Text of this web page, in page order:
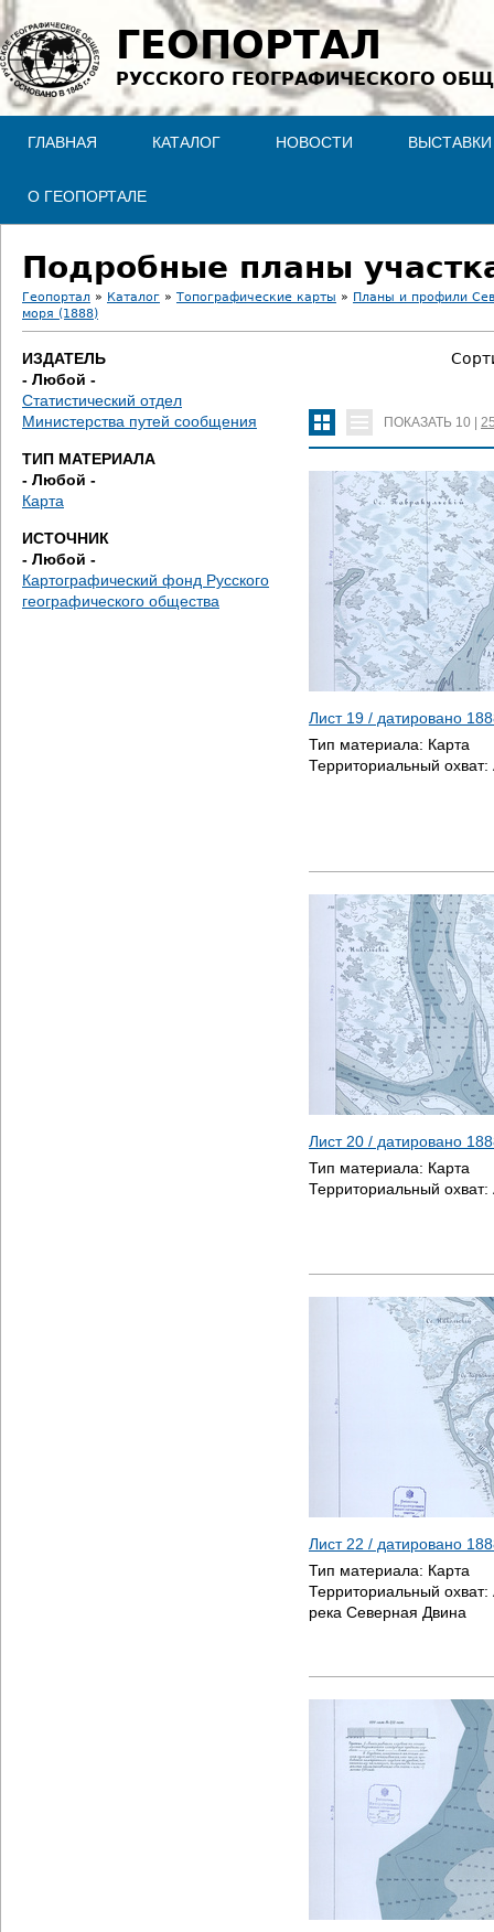
Jump to navigation
ГЕОПОРТАЛ
РУССКОГО ГЕОГРАФИЧЕСКОГО
ГЛАВНАЯ КАТАЛОГ НОВОСТИ ВЫСТАВКИ
О ГЕОПОРТАЛЕ
Подробные планы
В
ы
з
д
е
с
ь
Геопортал » Каталог » Топографические карты » Планы и профили
моря (1888)
ИЗДАТЕЛЬ
- Любой -
Статистический отдел
Министерства путей сообщения
ТИП МАТЕРИАЛА
- Любой -
Карта
ИСТОЧНИК
- Любой -
Картографический фонд Русского
географического общества
ПОКАЗАТЬ 10
Лист 19 / датировано
Тип материала: Карта
Территориальный охват:
Лист 20 / датировано
Тип материала: Карта
Территориальный охват:
Лист 22 / датировано
Тип материала: Карта
Территориальный охват:
река Северная Двина